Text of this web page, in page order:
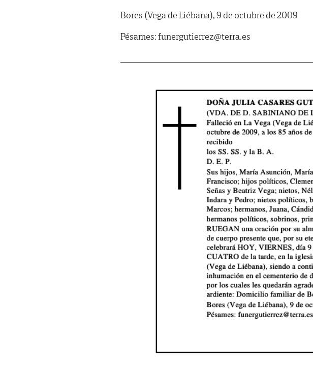
Bores (Vega de Liébana), 9 de octubre de 2009
Pésames: funergutierrez@terra.es